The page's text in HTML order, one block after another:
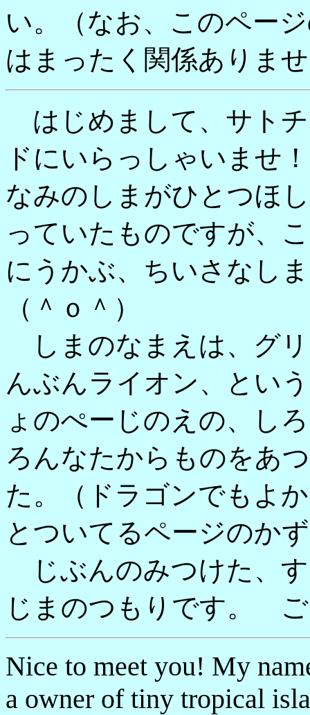
い。（なお、このペー
はまったく関係ありま
はじめまして、サト
ドにいらっしゃいませ
なみのしまがひとつほ
っていたものですが、
にうかぶ、ちいさなし
（＾ｏ＾）
しまのなまえは、グ
んぶんライオン、とい
ょのぺーじのえの、し
ろんなたからものをあ
た。（ドラゴンでもよ
とついてるページのか
じぶんのみつけた、
じまのつもりです。
Nice to meet you! My
a owner of tiny tropical